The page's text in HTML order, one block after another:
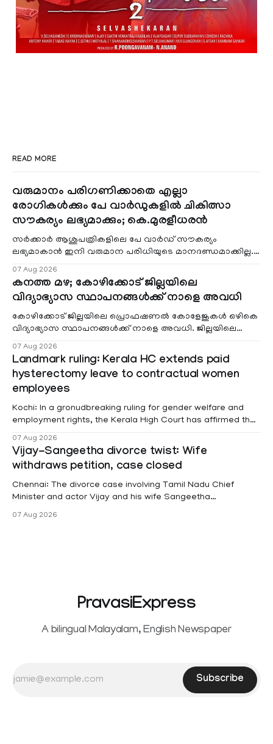
READ MORE
വരുമാനം പരിഗണിക്കാതെ എല്ലാ
രോഗികൾക്കും പേ വാർഡുകളിൽ ചികിത്സാ
സൗകര്യം ലഭ്യമാക്കും; കെ.മുരളീധരൻ
സർക്കാർ ആശുപത്രികളിലെ പേ വാർഡ് സൗകര്യം
ലഭ്യമാകാൻ ഇനി വരുമാന പരിധിയുടെ മാനദണ്ഡമാക്കില്ല.
07 Aug 2026
കനത്ത മഴ; കോഴിക്കോട് ജില്ലയിലെ
വിദ്യാഭ്യാസ സ്ഥാപനങ്ങൾക്ക് നാളെ അവധി
കോഴിക്കോട് ജില്ലയിലെ പ്രൊഫഷണൽ കോളേജുകൾ ഒഴികെ
വിദ്യാഭ്യാസ സ്ഥാപനങ്ങൾക്ക് നാളെ അവധി. ജില്ലയിലെ
07 Aug 2026
Landmark ruling: Kerala HC extends paid
hysterectomy leave to contractual women
employees
Kochi: In a gronudbreaking ruling for gender welfare and
employment rights, the Kerala High Court has affirmed that
projects are eligible for paid medical leave following
hysterectomy surgery under the Kerala Service Rules
(KSR). The court noted that since essential benefits like
maternity
07 Aug 2026
Vijay-Sangeetha divorce twist: Wife
withdraws petition, case closed
Chennai: The divorce case involving Tamil Nadu Chief
Minister and actor Vijay and his wife Sangeetha
Sowrnalingam has taken a new turn after Sangeetha
07 Aug 2026
PravasiExpress
A bilingual Malayalam, English Newspaper
Subscribe